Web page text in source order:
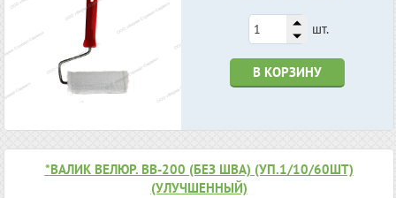
шт.
В КОРЗИНУ
*ВАЛИК ВЕЛЮР. ВВ-200 (БЕЗ ШВА) (УП.1/10/60ШТ)
(УЛУЧШЕННЫЙ)